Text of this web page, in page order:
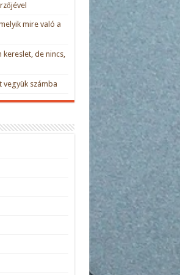
mire való a
kereslet, de nincs,
vegyük számba